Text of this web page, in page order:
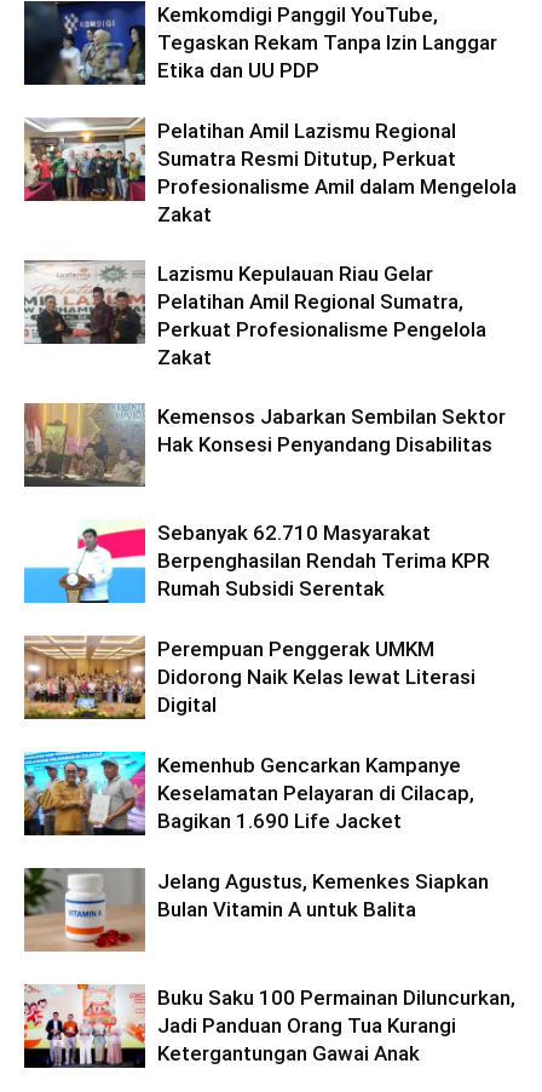
Kemkomdigi Panggil YouTube,
Tegaskan Rekam Tanpa Izin Langgar
Etika dan UU PDP
Pelatihan Amil Lazismu Regional
Sumatra Resmi Ditutup, Perkuat
Profesionalisme Amil dalam Mengelola
Zakat
Lazismu Kepulauan Riau Gelar
Pelatihan Amil Regional Sumatra,
Perkuat Profesionalisme Pengelola
Zakat
Kemensos Jabarkan Sembilan Sektor
Hak Konsesi Penyandang Disabilitas
Sebanyak 62.710 Masyarakat
Berpenghasilan Rendah Terima KPR
Rumah Subsidi Serentak
Perempuan Penggerak UMKM
Didorong Naik Kelas lewat Literasi
Digital
Kemenhub Gencarkan Kampanye
Keselamatan Pelayaran di Cilacap,
Bagikan 1.690 Life Jacket
Jelang Agustus, Kemenkes Siapkan
Bulan Vitamin A untuk Balita
Buku Saku 100 Permainan Diluncurkan,
Jadi Panduan Orang Tua Kurangi
Ketergantungan Gawai Anak